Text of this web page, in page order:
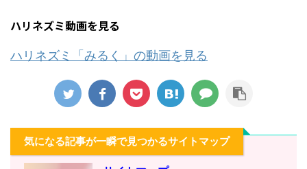
ハリネズミ動画を見る
ハリネズミ「みるく」の動画を見る
気になる記事が一瞬で見つかるサイトマップ